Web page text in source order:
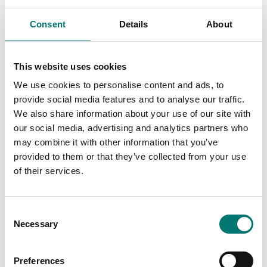
Consent Details About
This website uses cookies
We use cookies to personalise content and ads, to
provide social media features and to analyse our traffic.
We also share information about your use of our site with
our social media, advertising and analytics partners who
may combine it with other information that you’ve
provided to them or that they’ve collected from your use
of their services.
Selection
Necessary
Preferences
Är tillbehör till
Bordsvåg IP65/IP54
Finns i flera varianter